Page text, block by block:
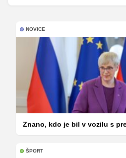
NOVICE
Znano, kdo je bil v vozilu s
ŠPORT